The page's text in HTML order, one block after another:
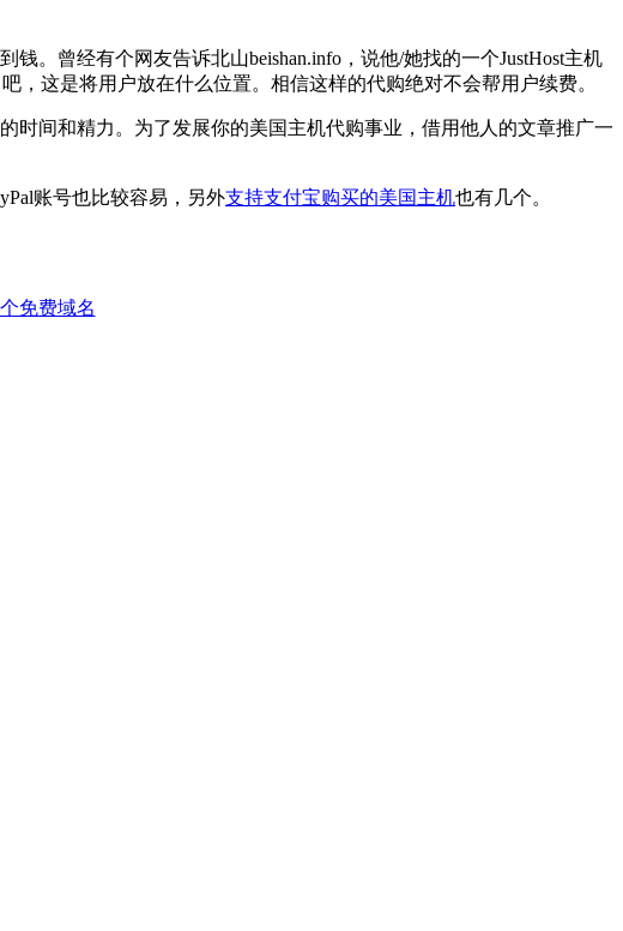
。曾经有个网友告诉北山beishan.info，说他/她找的一个JustHost主机
这是将用户放在什么位置。相信这样的代购绝对不会帮用户续费。
时间和精力。为了发展你的美国主机代购事业，借用他人的文章推广一
账号也比较容易，另外支持支付宝购买的美国主机也有几个。